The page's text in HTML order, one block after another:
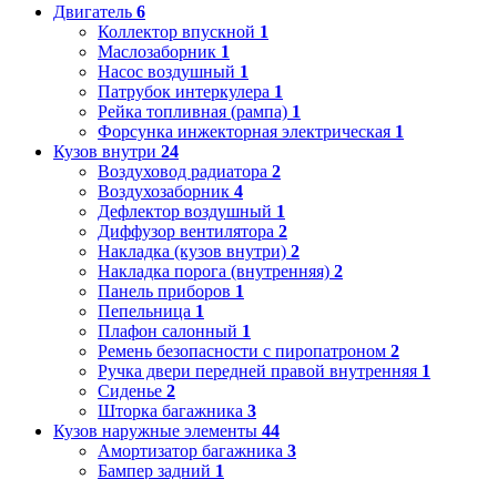
Двигатель 6
Коллектор впускной 1
Маслозаборник 1
Насос воздушный 1
Патрубок интеркулера 1
Рейка топливная (рампа) 1
Форсунка инжекторная электрическая 1
Кузов внутри 24
Воздуховод радиатора 2
Воздухозаборник 4
Дефлектор воздушный 1
Диффузор вентилятора 2
Накладка (кузов внутри) 2
Накладка порога (внутренняя) 2
Панель приборов 1
Пепельница 1
Плафон салонный 1
Ремень безопасности с пиропатроном 2
Ручка двери передней правой внутренняя 1
Сиденье 2
Шторка багажника 3
Кузов наружные элементы 44
Амортизатор багажника 3
Бампер задний 1